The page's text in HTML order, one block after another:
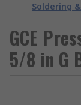
Soldering
GCE
5/8 in G